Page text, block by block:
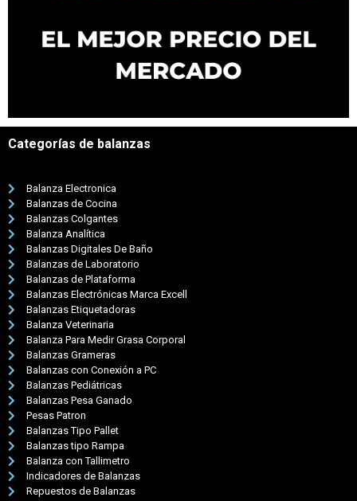
Categorías de balanzas
Balanza Electronica
Balanzas de Cocina
Balanzas Colgantes
Balanza Analítica
Balanzas Digitales De Baño
Balanzas de Laboratorio
Balanzas de Plataforma
Balanzas Electrónicas Marca Excell
Balanzas Etiquetadoras
Balanza Veterinaria
Balanza Para Medir Grasa Corporal
Balanzas Grameras
Balanzas con Conexión a PC
Balanzas Pediátricas
Balanzas Pesa Ganado
Pesas Patron
Balanzas Tipo Pallet
Balanzas tipo Rampa
Balanza con Tallimetro
Indicadores de Balanzas
Repuestos de Balanzas